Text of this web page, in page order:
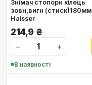
Знімач стопорн кілeць
зовн,вигн (стиск)180мм
Haisser
214,9 ₴
−
+
В наявності